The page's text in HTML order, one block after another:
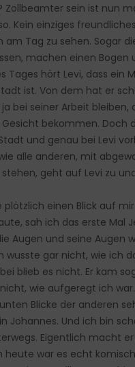
Zollbeamter sein ist nun
Kein einziges
am Tag zu sehen. Sogar
machen einen Bogen
Tages hört Levi, dass ein
ist. Von dem hat er
bei seiner Arbeit bleiben,
bekommen. Doch
und genau bei Levi
alle anderen, mit
stehen, geht auf Levi zu
plötzlich einen Blick auf
sah ich das erste Mal
Augen und seine Augen
wusste gar nicht, wie ich
blieb es nicht. Er kam
wie aufgeregt ich
Blicke der anderen
Johannes. Und ich bin
Eigentlich macht
heute war es echt